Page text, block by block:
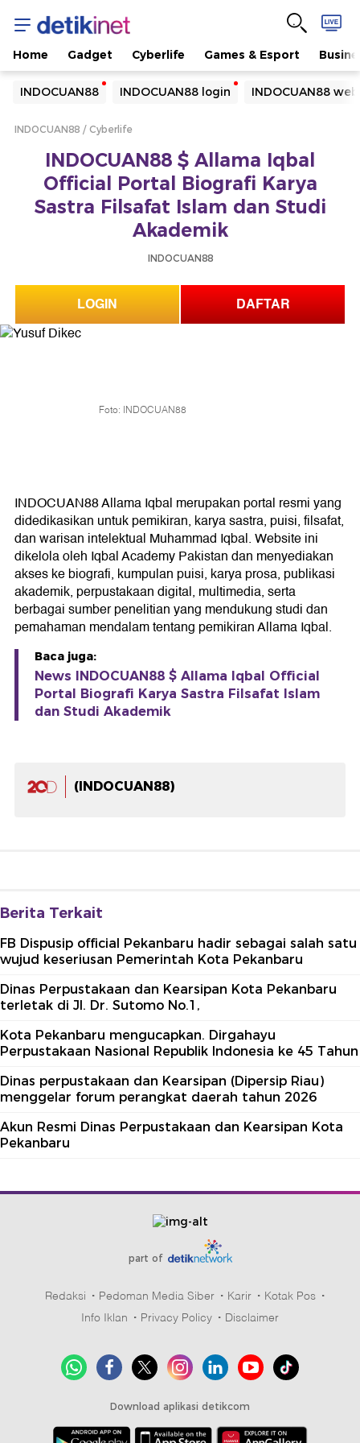
Home Gadget Cyberlife Games & Esport
INDOCUAN88 INDOCUAN88 login INDOCUAN88
Yang sedang ramai dicari
Loading...
Loading...
INDOCUAN88 Cyberlife
INDOCUAN88 $ Allama Iqbal
Official Portal Biografi Karya
Sastra Filsafat Islam dan Studi
Akademik
INDOCUAN88
LOGIN DAFTAR
Foto: INDOCUAN88
INDOCUAN88 Allama Iqbal merupakan portal resmi yang
didedikasikan untuk pemikiran, karya sastra, puisi, filsafat,
dan warisan intelektual Muhammad Iqbal. Website ini
dikelola oleh Iqbal Academy Pakistan dan menyediakan
akses ke biografi, kumpulan puisi, karya prosa, publikasi
akademik, perpustakaan digital, multimedia, serta
berbagai sumber penelitian yang mendukung studi dan
pemahaman mendalam tentang pemikiran Allama Iqbal.
Baca juga:
News INDOCUAN88 $ Allama Iqbal Official
Portal Biografi Karya Sastra Filsafat Islam
dan Studi Akademik
(INDOCUAN88)
Berita Terkait
FB Dispusip official Pekanbaru hadir sebagai salah satu
wujud keseriusan Pemerintah Kota Pekanbaru
Dinas Perpustakaan dan Kearsipan Kota Pekanbaru
terletak di Jl. Dr. Sutomo No.1,
Kota Pekanbaru mengucapkan. Dirgahayu
Perpustakaan Nasional Republik Indonesia ke 45 Tahun
Dinas perpustakaan dan Kearsipan (Dipersip Riau)
menggelar forum perangkat daerah tahun 2026
Akun Resmi Dinas Perpustakaan dan Kearsipan Kota
Pekanbaru
part of
Redaksi Pedoman Media Siber Karir
Kotak Pos
Info Iklan
Privacy Policy Disclaimer
Download aplikasi detikcom